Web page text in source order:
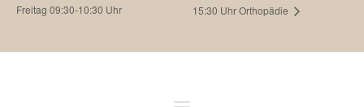
Freitag 09:30-10:30 Uhr
15:30 Uhr Orthopädie